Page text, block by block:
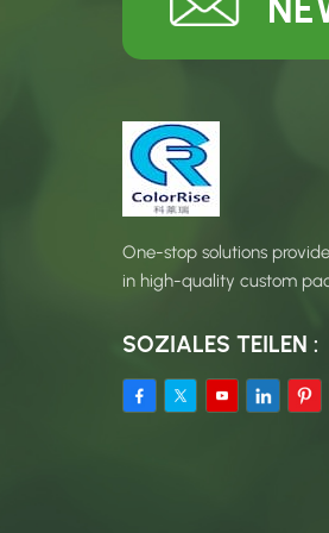
One-stop solutions
in high-quality custom
SOZIALES TEILEN :